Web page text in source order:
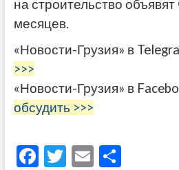
на строительство объявят
месяцев.
«Новости-Грузия» в
>>>
«Новости-Грузия» в
обсудить >>>
F T E О